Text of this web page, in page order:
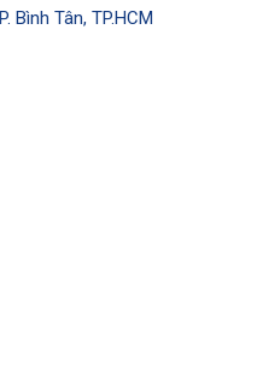
Bình Tân, TP.HCM